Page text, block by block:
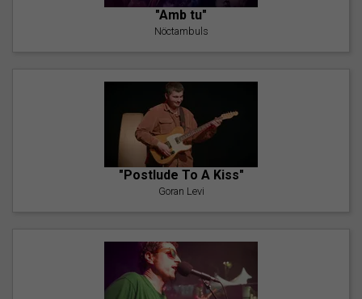
"Amb tu"
Nöctambuls
"Postlude To A Kiss"
Goran Levi